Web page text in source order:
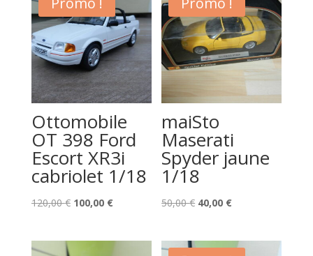
Ottomobile
OT 398 Ford
Escort XR3i
cabriolet 1/18
120,00€ Le
initial
100,00 €Le
actuel
maiSto
Maserati
Spyder jaune
1/18
50,00€ Le
initial
40,00 €Le
actuel